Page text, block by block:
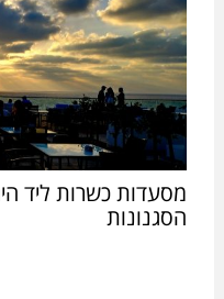
מסעדות כשרות ליד
הסגנונות